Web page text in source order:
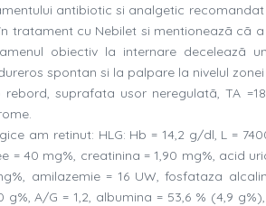
antibiotic si analgetic
tratament cu Nebilet si mentioneazã
obiectiv la internare deceleazã
spontan si la palpare la nivelul
suprafata usor neregulatã, TA
am retinut: HLG: Hb = 14,2 g/dl, L =
= 40 mg%, creatinina = 1,90 mg%, acid
amilazemie = 16 UW, fosfataza
g%, A/G = 1,2, albumina = 53,6 % (4,9